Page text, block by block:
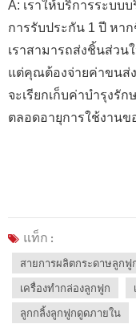
A: เราให้บริการระบบ
การรับประกัน 1 ปี หา
เราสามารถส่งชิ้นส่วน
แต่คุณต้องจ่ายค่าขนส่ง
จะเรียกเก็บค่าบำรุงรั
ตลอดอายุการใช้งาน
แท็ก :
สายการผลิตกระดาษลูกฟู
เครื่องทำกล่องลูกฟูก
ลูกกลิ้งลูกฟูกดูดภายใน